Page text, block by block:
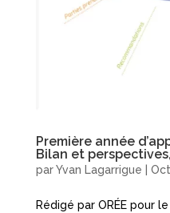
Première année
Bilan et
parYvan Lagarrigue
Rédigé par ORÉE pour